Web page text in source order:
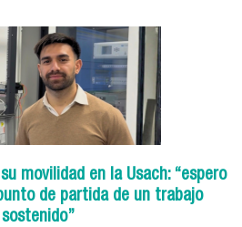
movilidad en la Usach: “espero
de partida de un trabajo
sostenido”